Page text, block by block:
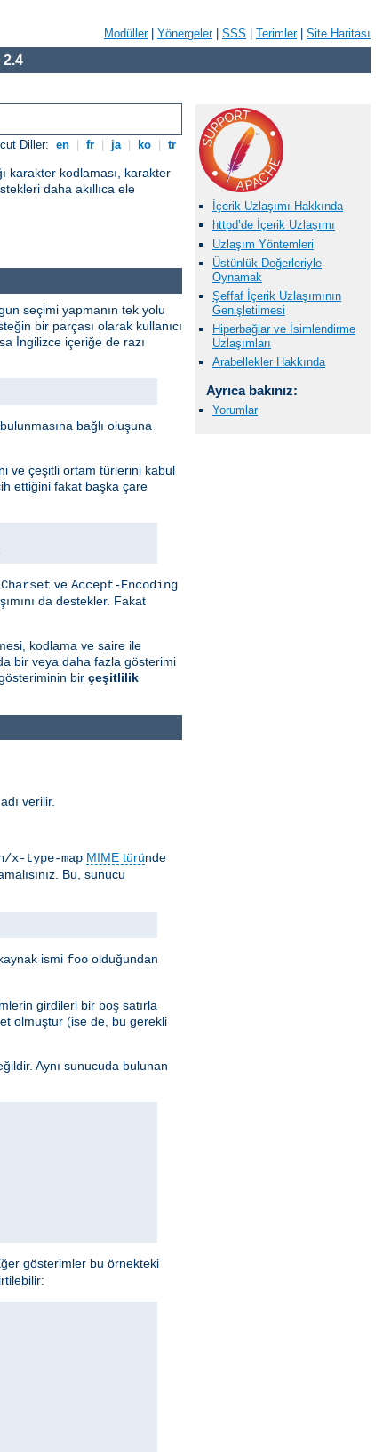
Modüller| Yönergeler| SSS Terimler| Site Haritası
Diller: en fr ja ko tr
karakter kodlaması, karakter
daha akıllıca ele
İçerik Uzlaşımı Hakkında
httpd’de İçerik Uzlaşımı
Uzlaşım Yöntemleri
Üstünlük Değerleriyle
Oynamak
Şeffaf İçerik Uzlaşımının
Genişletilmesi
Hiperbağlar ve İsimlendirme
Uzlaşımları
Arabellekler Hakkında
Ayrıca bakınız:
Yorumlar
seçimi yapmanın tek yolu
bir parçası olarak kullanıcı
İngilizce içeriğe de razı
bağlı oluşuna
ve çeşitli ortam türlerini kabul
ettiğini fakat başka çare
ve Accept-Encoding
da destekler. Fakat
kodlama ve saire ile
bir veya daha fazla gösterimi
bir çeşitlilik
verilir.
x-type-map MIME türünde
Bu, sunucu
ismi foo olduğundan
girdileri bir boş satırla
olmuştur (ise de, bu gerekli
Aynı sunucuda bulunan
gösterimler bu örnekteki